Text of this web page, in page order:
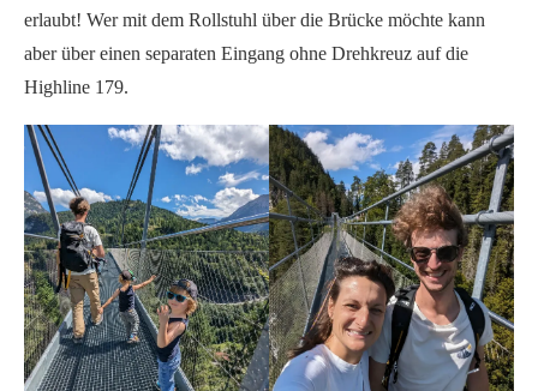
erlaubt! Wer mit dem Rollstuhl über die Brücke möchte kann
aber über einen separaten Eingang ohne Drehkreuz auf die
Highline 179.